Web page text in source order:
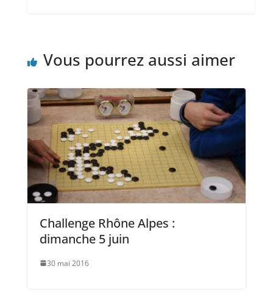
Vous pourrez aussi aimer
Challenge Rhône Alpes :
dimanche 5 juin
30 mai 2016